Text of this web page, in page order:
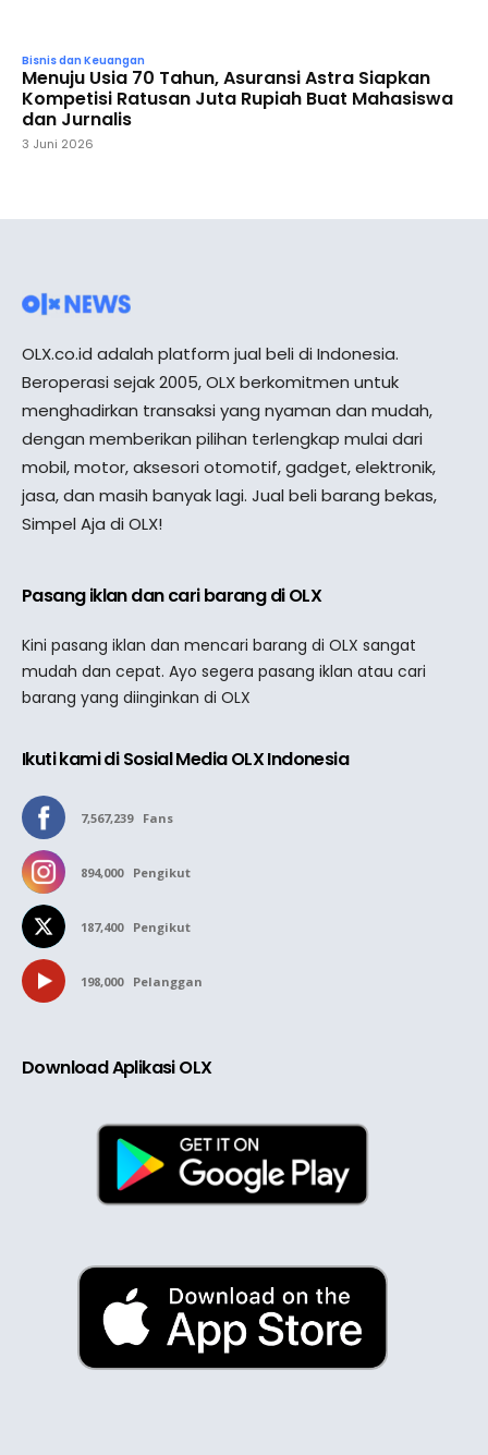
Bisnis dan Keuangan
Menuju Usia 70 Tahun, Asuransi Astra Siapkan
Kompetisi Ratusan Juta Rupiah Buat Mahasiswa
dan Jurnalis
3 Juni 2026
OLX.co.id adalah platform jual beli di Indonesia.
Beroperasi sejak 2005, OLX berkomitmen untuk
menghadirkan transaksi yang nyaman dan mudah,
dengan memberikan pilihan terlengkap mulai dari
mobil, motor, aksesori otomotif, gadget, elektronik,
jasa, dan masih banyak lagi. Jual beli barang bekas,
Simpel Aja di OLX!
Pasang iklan dan cari barang di OLX
Kini pasang iklan dan mencari barang di OLX sangat
mudah dan cepat. Ayo segera pasang iklan atau cari
barang yang diinginkan di OLX
Ikuti kami di Sosial Media OLX Indonesia
7,567,239 Fans
894,000 Pengikut
187,400 Pengikut
198,000 Pelanggan
Download Aplikasi OLX